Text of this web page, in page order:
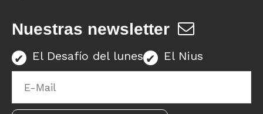
Nuestras newsletter
El Desafío del lunes El Nius